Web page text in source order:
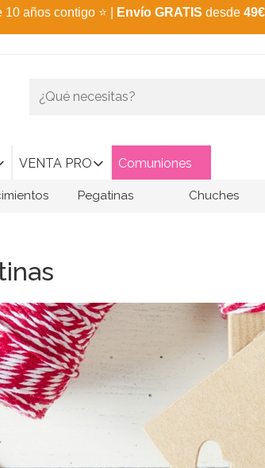
10 años contigo ⭐ Envío GRATIS desde 49€
VENTA PRO Comuniones
Pegatinas Chuches